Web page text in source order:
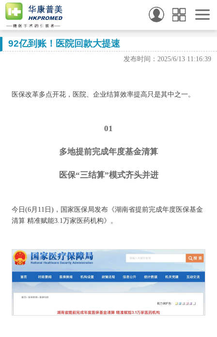
92亿到账！医院回款大提速
发布时间：2025/6/13 11:16:39
医保改革多点开花，医院、企业结算效率提高只是其中之一。
01
多地提前完成年度基金清算
医保“三结算”模式齐头并进
今日(6月11日)，国家医保局发布《湖南省提前完成年度医保基金
清算 精准赋能3.1万家医药机构》。